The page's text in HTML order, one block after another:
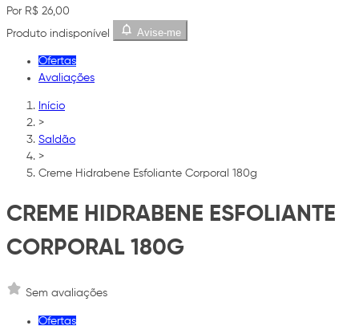
Por R$ 26,00
Produto indisponível
Avise-me
Ofertas
Avaliações
Início
>
Saldão
>
Creme Hidrabene Esfoliante Corporal 180g
CREME HIDRABENE ESFOLIANTE
CORPORAL 180G
Sem avaliações
Ofertas